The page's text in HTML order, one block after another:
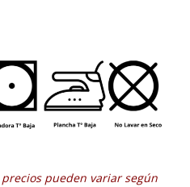
pueden variar según